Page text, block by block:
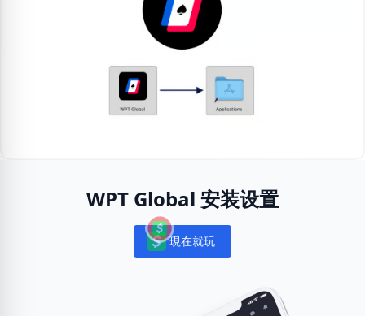
WPT Global 安装设置
Notifications
現在就玩